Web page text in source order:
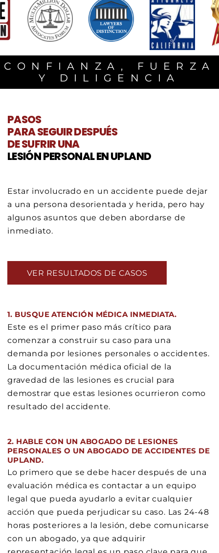
CONFIANZA, FUERZA
Y DILIGENCIA
PASOS
PARA SEGUIR DESPUÉS
DE SUFRIR UNA
LESIÓN PERSONAL EN UPLAND
Estar involucrado en un accidente puede dejar
a una persona desorientada y herida, pero hay
algunos asuntos que deben abordarse de
inmediato.
VER RESULTADOS DE CASOS
1. BUSQUE ATENCIÓN MÉDICA INMEDIATA.
Este es el primer paso más crítico para
comenzar a construir su caso para una
demanda por lesiones personales o accidentes.
La documentación médica oficial de la
gravedad de las lesiones es crucial para
demostrar que estas lesiones ocurrieron como
resultado del accidente.
2. HABLE CON UN ABOGADO DE LESIONES
PERSONALES O UN ABOGADO DE ACCIDENTES DE
UPLAND.
Lo primero que se debe hacer después de una
evaluación médica es contactar a un equipo
legal que pueda ayudarlo a evitar cualquier
acción que pueda perjudicar su caso. Las 24-48
horas posteriores a la lesión, debe comunicarse
con un abogado, ya que adquirir